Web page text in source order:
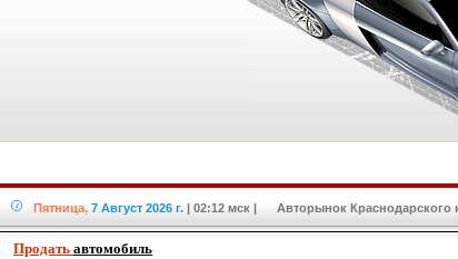
Пятница, 7 Август 2026 г. | 02:12 мск | Авторынок Краснодарского
Продать автомобиль